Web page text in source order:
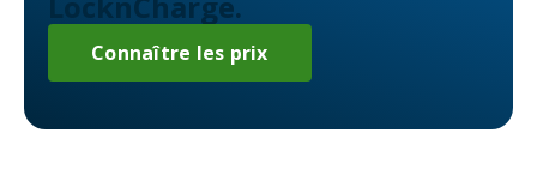
Connaître les prix